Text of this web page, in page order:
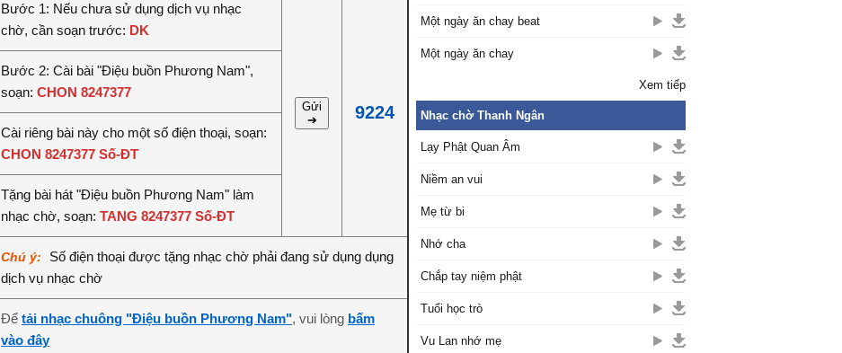
Bước 1: Nếu chưa sử dụng dịch vụ nhạc
chờ, cần soạn trước: DK
Gửi
➔
9224
Bước 2: Cài bài "Điệu buồn Phương Nam",
soạn: CHON 8247377
Cài riêng bài này cho một số điện thoại, soạn:
CHON 8247377 Số-ĐT
Tặng bài hát "Điệu buồn Phương Nam" làm
nhạc chờ, soạn: TANG 8247377 Số-ĐT
Chú ý:
Số điện thoại được tặng nhạc chờ phải đang sử dụng dụng
dịch vụ nhạc chờ
Để tải nhạc chuông "Điệu buồn Phương Nam", vui lòng bấm
vào đây
Một ngày ăn chay beat
Một ngày ăn chay
Xem tiếp
Nhạc chờ Thanh Ngân
Lạy Phật Quan Âm
Niềm an vui
Mẹ từ bi
Nhớ cha
Chắp tay niệm phật
Tuổi học trò
Vu Lan nhớ mẹ